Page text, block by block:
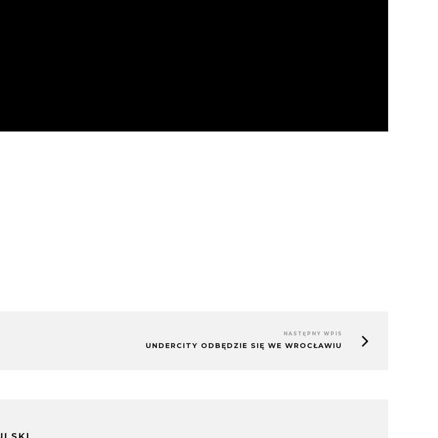
NASTĘPNY WPIS
UNDERCITY ODBĘDZIE SIĘ WE WROCŁAWIU